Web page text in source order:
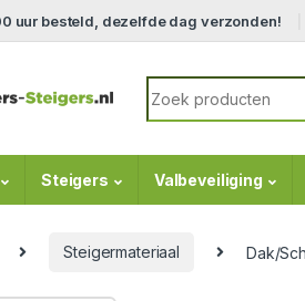
uur besteld, dezelfde dag verzonden!
Search for:
Steigers Valbeveiliging
Steigermateriaal Dak/